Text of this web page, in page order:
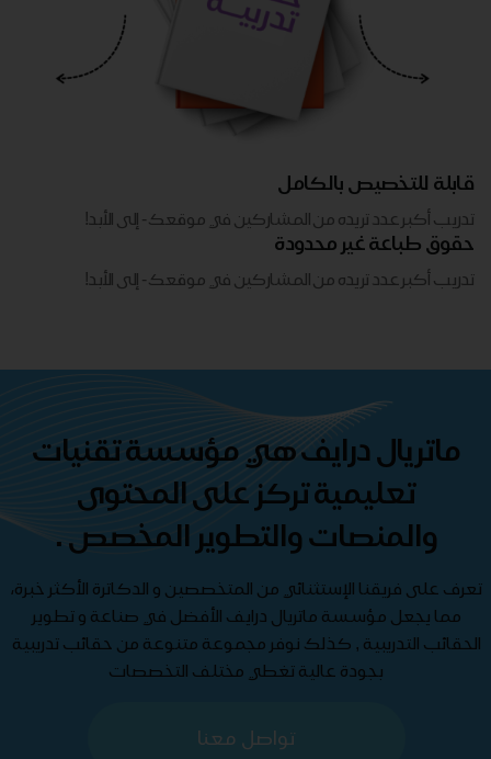
قابلة للتخصيص بالكامل
تدريب أكبر عدد تريده من المشاركين في موقعك - ​​إلى الأبد!
حقوق طباعة غير محدودة
تدريب أكبر عدد تريده من المشاركين في موقعك - ​​إلى الأبد!
ماتريال درايف هي مؤسسة تقنيات
تعليمية تركز على المحتوى
والمنصات والتطوير المخصص .
تعرف على فريقنا الإستثنائي من المتخصصين و الدكاترة الأكثر خبرة،
مما يجعل مؤسسة ماتريال درايف الأفضل في صناعة و تطوير
الحقائب التدريبية , كذلك نوفر مجموعة متنوعة من حقائب تدريبية
بجودة عالية تغطي مختلف التخصصات
تواصل معنا